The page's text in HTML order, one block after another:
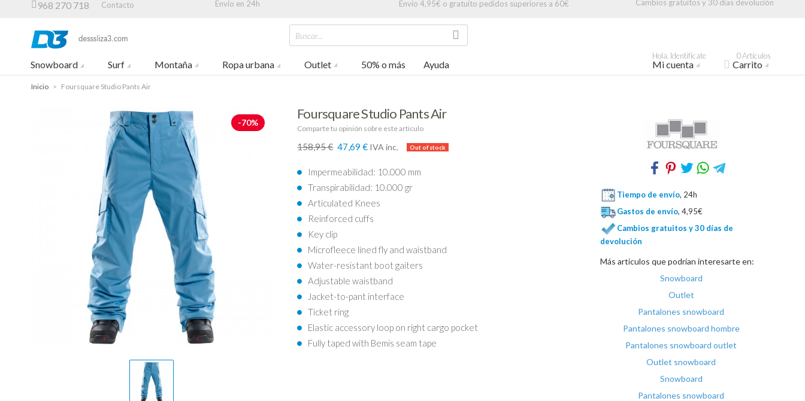
968 270 718 Contacto Envío en 24h Envío 4,95€ o gratuíto pedidos superiores a 60€ Cambios gratuitos y 30 días devolución
Buscar...
Hola. Identifícate
Mi cuenta
0 Artículos
Carrito
Snowboard Surf Montaña Ropa urbana Outlet 50% o más Ayuda
Inicio > Foursquare Studio Pants Air
-70%
Foursquare Studio Pants Air
Comparte tu opinión sobre este artículo
158,95 € 47,69 € IVA inc.
Impermeabilidad: 10.000 mm
Transpirabilidad: 10.000 gr
Articulated Knees
Reinforced cuffs
Key clip
Microfleece lined fly and waistband
Water-resistant boot gaiters
Adjustable waistband
Jacket-to-pant interface
Ticket ring
Elastic accessory loop on right cargo pocket
Fully taped with Bemis seam tape
Tiempo de envío, 24h
Gastos de envío, 4,95€
Cambios gratuitos y 30 días de
devolución
Más artículos que podrían interesarte en:
Snowboard
Outlet
Pantalones snowboard
Pantalones snowboard hombre
Pantalones snowboard outlet
Outlet snowboard
Snowboard
Pantalones snowboard